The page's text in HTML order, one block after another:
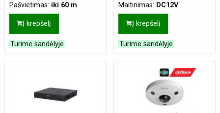
Pašvietimas: iki 60 m
Korpusas:Cilindrinė
Atsparumas:
sąlygoms
Tinklo jungtis:LAN
Maitinimas:PoE+ (802.3at),
Į krepšelį
Turime sandėlyje
Maitinimas: DC12V
Į krepšelį
Turime sandėlyje